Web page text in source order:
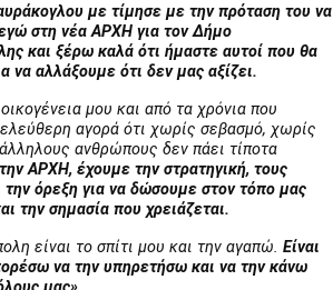
με τίμησε με την πρόταση του να
στη νέα ΑΡΧΗ για τον Δήμο
και ξέρω καλά ότι ήμαστε αυτοί που θα
να αλλάξουμε ότι δεν μας αξίζει.
μου και από τα χρόνια που
αγορά ότι χωρίς σεβασμό, χωρίς
ανθρώπους δεν πάει τίποτα
ΑΡΧΗ, έχουμε την στρατηγική, τους
όρεξη για να δώσουμε στον τόπο μας
την σημασία που χρειάζεται.
είναι το σπίτι μου και την αγαπώ. Είναι
να την υπηρετήσω και να την κάνω